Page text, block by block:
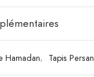
Hamadan, Tapis Persan